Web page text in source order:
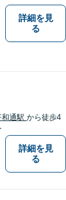
詳細を見
る
和通駅から徒歩4
詳細を見
る